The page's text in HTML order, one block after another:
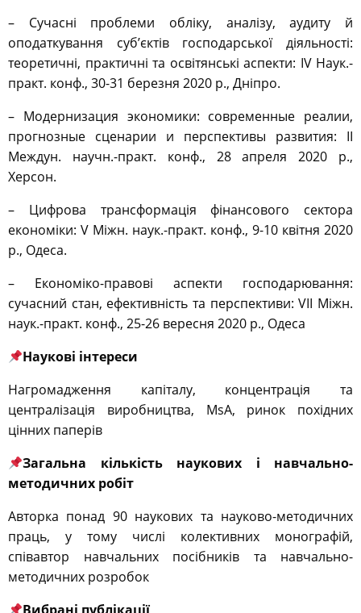
– Сучасні проблеми обліку, аналізу, аудиту й
оподаткування суб’єктів господарської діяльності:
теоретичні, практичні та освітянські аспекти: IV Наук.-
практ. конф., 30-31 березня 2020 р., Дніпро.
– Модернизация экономики: современные реалии,
прогнозные сценарии и перспективы развития: ІІ
Междун. научн.-практ. конф., 28 апреля 2020 р.,
Херсон.
– Цифрова трансформація фінансового сектора
економіки: V Міжн. наук.-практ. конф., 9-10 квітня 2020
р., Одеса.
– Економіко-правові аспекти господарювання:
сучасний стан, ефективність та перспективи: VII Міжн.
наук.-практ. конф., 25-26 вересня 2020 р., Одеса
Наукові інтереси
Нагромадження капіталу, концентрація та
централізація виробництва, МsА, ринок похідних
цінних паперів
Загальна кількість наукових і навчально-
методичних робіт
Авторка понад 90 наукових та науково-методичних
праць, у тому числі колективних монографій,
співавтор навчальних посібників та навчально-
методичних розробок